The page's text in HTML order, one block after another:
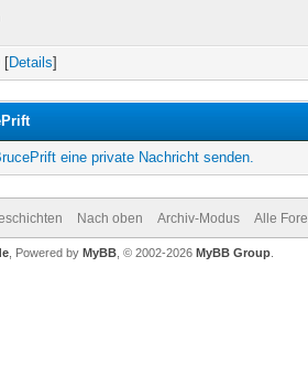
[Details]
eine private Nachricht senden.
Nach oben Archiv-Modus Alle
, Powered by MyBB , © 2002-2026 MyBB Group